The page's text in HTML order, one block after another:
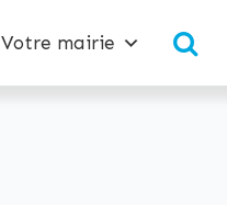
Votre mairie